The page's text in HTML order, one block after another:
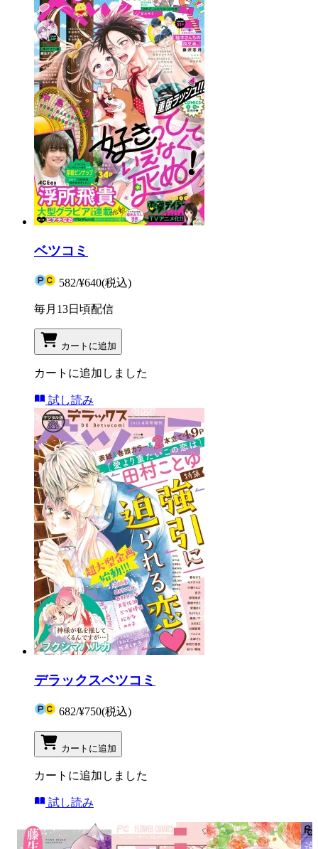
ベツコミ
582/¥640(税込)
毎月13日頃配信
カートに追加
カートに追加しました
試し読み
デラックスベツコミ
682/¥750(税込)
カートに追加
カートに追加しました
試し読み